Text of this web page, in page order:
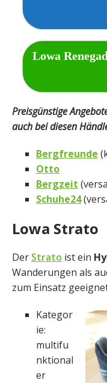
Lowa
Preisgünstige
auch bei diesen
Bergfreunde
Otto
Bergzeit
Schuhe24
Lowa Strato
Der Strato ist ein
Wanderungen als
zum Einsatz
Kategor
ie:
multifu
nktional
er